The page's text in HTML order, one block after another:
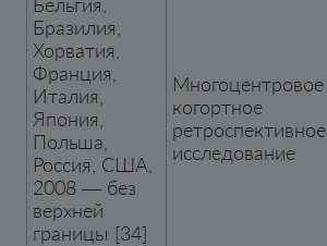
Бразилия,
Хорватия,
Франция,
Италия,
Япония,
Польша,
Россия, США,
2008 — без
верхней
границы [34]
Многоцентровое
когортное
ретроспективное
исследование